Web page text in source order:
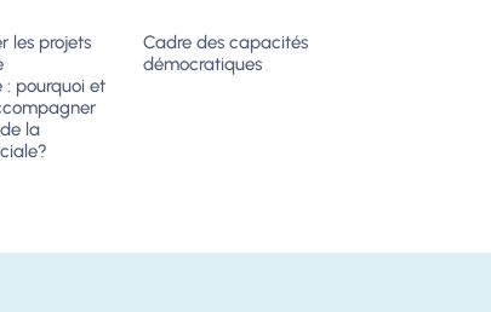
les projets
pourquoi et
la
Cadre des capacités
démocratiques